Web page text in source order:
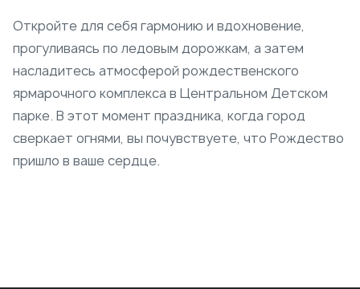
Откройте для себя гармонию и вдохновение,
прогуливаясь по ледовым дорожкам, а затем
насладитесь атмосферой рождественского
ярмарочного комплекса в Центральном Детском
парке. В этот момент праздника, когда город
сверкает огнями, вы почувствуете, что Рождество
пришло в ваше сердце.